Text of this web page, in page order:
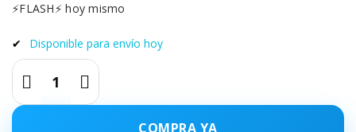
⚡FLASH⚡ hoy mismo
✔ Disponible para envío hoy
COMPRA YA